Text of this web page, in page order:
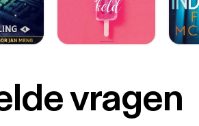
vragen